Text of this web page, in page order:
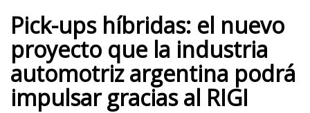
Pick-ups híbridas: el nuevo
proyecto que la industria
automotriz argentina podrá
impulsar gracias al RIGI